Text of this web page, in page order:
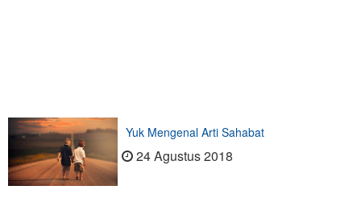
Yuk Mengenal Arti Sahabat
24 Agustus 2018